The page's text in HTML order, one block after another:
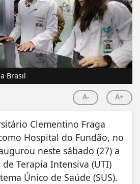
Brasil
A- A+
Clementino Fraga
Hospital do Fundão, no
neste sábado (27) a
Terapia Intensiva (UTI)
Único de Saúde (SUS).